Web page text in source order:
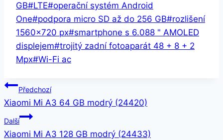
GB#LTE#operační systém Android
One#podpora micro SD až do 256 GB#rozlišení
1560×720 px#smartphone s 6.088 " AMOLED
displejem#trojitý zadní fotoaparát 48 + 8 + 2
Mpx#Wi-Fi ac
Navigace
pro
příspěvek
Předchozí
Xiaomi Mi A3 64 GB modrý (24420)
Další
Xiaomi Mi A3 128 GB modrý (24433)